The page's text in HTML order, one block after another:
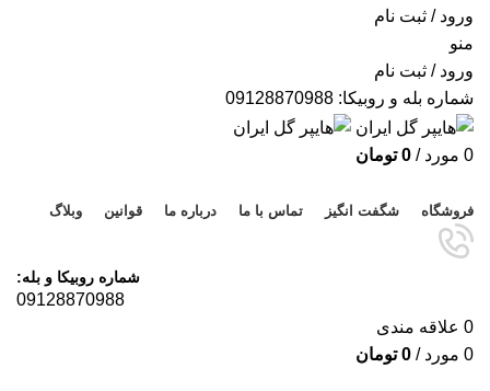
ورود / ثبت نام
منو
ورود / ثبت نام
شماره بله و روبیکا: 09128870988
0 مورد /
0 تومان
فروشگاه شگفت انگیز تماس با ما درباره ما قوانین وبلاگ
شماره روبیکا و بله:
09128870988
0 علاقه مندی
0 مورد /
0 تومان